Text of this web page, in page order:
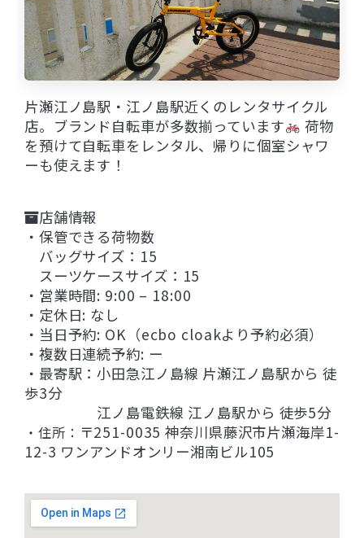
片瀬江ノ島駅・江ノ島駅近くのレンタサイクル
店。ブランド自転車が多数揃っています
荷物
を預けて自転車をレンタル、帰りに個室シャワ
ーも使えます！
店舗情報
・保管できる荷物数
バッグサイズ：15
スーツケースサイズ：15
・営業時間: 9:00 – 18:00
・定休日: なし
・当日予約: OK（ecbo cloakより予約必須）
・複数日連続予約: ー
・最寄駅：小田急江ノ島線 片瀬江ノ島駅から 徒
歩3分
江ノ島電鉄線 江ノ島駅から 徒歩5分
・住所： 〒251-0035 神奈川県藤沢市片瀬海岸1-
12-3 ワンアンドオンリー湘南ビル105